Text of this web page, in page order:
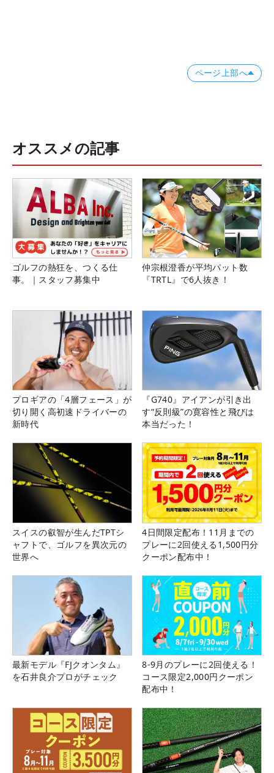
ページ上部へ
オススメの記事
ゴルフの熱狂を、つくる仕
事。｜スタッフ募集中
仲宗根澄香が平均パット数
『TRTL』で6人抜き！
プロギアの「4層フェース」が
切り開く高初速ドライバーの
新時代
『G740』アイアンが引き出
す“反則級”の寛容性と飛びは
本当だった！
スイスの叡智が生んだTPTシ
ャフトで、ゴルフを異次元の
世界へ
4日間限定配布！11月までの
プレーに2回使える1,500円分
クーポン配布中！
最新モデル『FJクオンタム』
を石井良介プロがチェック
8-9月のプレーに2回使える！
コース限定2,000円クーポン
配布中！